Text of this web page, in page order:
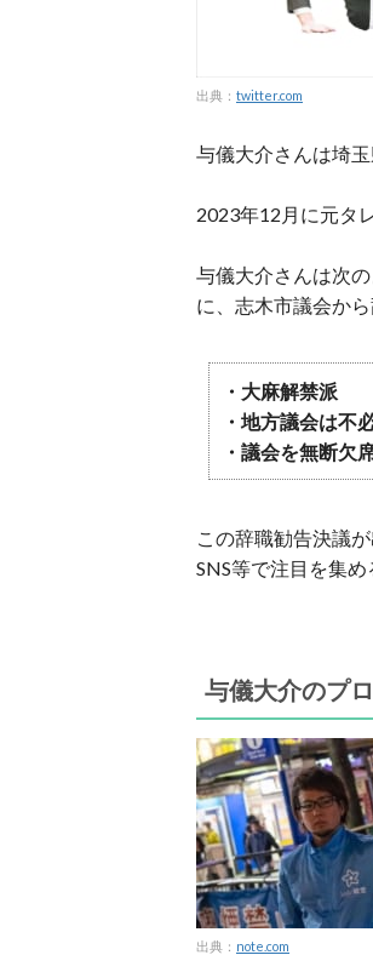
出典： twitter.com
与儀大介さんは埼
2023年12月に元タ
与儀大介さんは次
に、志木市議会か
・大麻解禁派
・地方議会は不
・議会を無断欠
この辞職勧告決議
SNS等で注目を集め
与儀大介のプ
出典： note.com